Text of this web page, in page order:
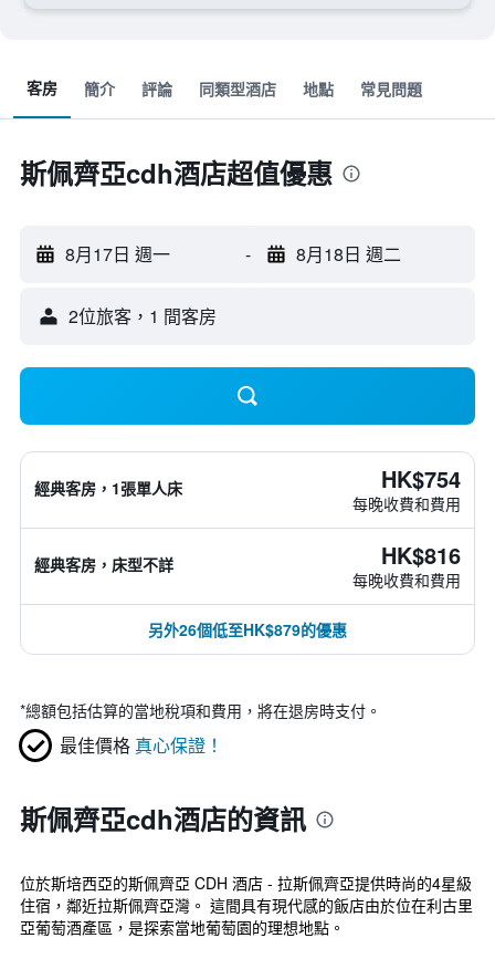
客房 簡介 評論 同類型酒店 地點 常見問題
斯佩齊亞cdh酒店超值優惠
8月17日 週一 - 8月18日 週二
2位旅客，1 間客房
經典客房，1張單人床 HK$754
每晚收費和費用
經典客房，床型不詳 HK$816
每晚收費和費用
另外26個低至HK$879的優惠
*總額包括估算的當地稅項和費用，將在退房時支付。
最佳價格 真心保證！
斯佩齊亞cdh酒店的資訊
位於斯培西亞的斯佩齊亞 CDH 酒店 - 拉斯佩齊亞提供時尚的4星級
住宿，鄰近拉斯佩齊亞灣。 這間具有現代感的飯店由於位在利古里
亞葡萄酒產區，是探索當地葡萄園的理想地點。